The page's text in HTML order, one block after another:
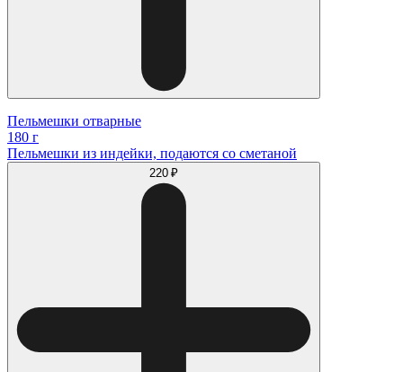
Пельмешки отварные
180 г
Пельмешки из индейки, подаются со сметаной
220 ₽